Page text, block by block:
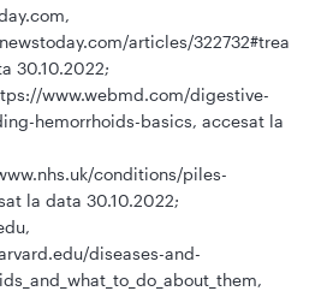
articles/322732#trea
30.10.2022;
www.webmd.com/digestive-
hemorrhoids-basics, accesat la
conditions/piles-
la data 30.10.2022;
diseases-and-